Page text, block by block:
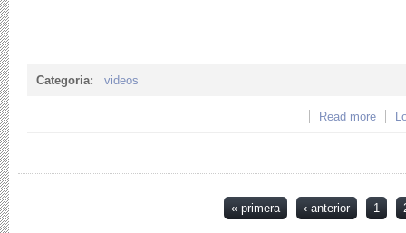
Categoria: videos
Read more
« primera ‹ anterior 1